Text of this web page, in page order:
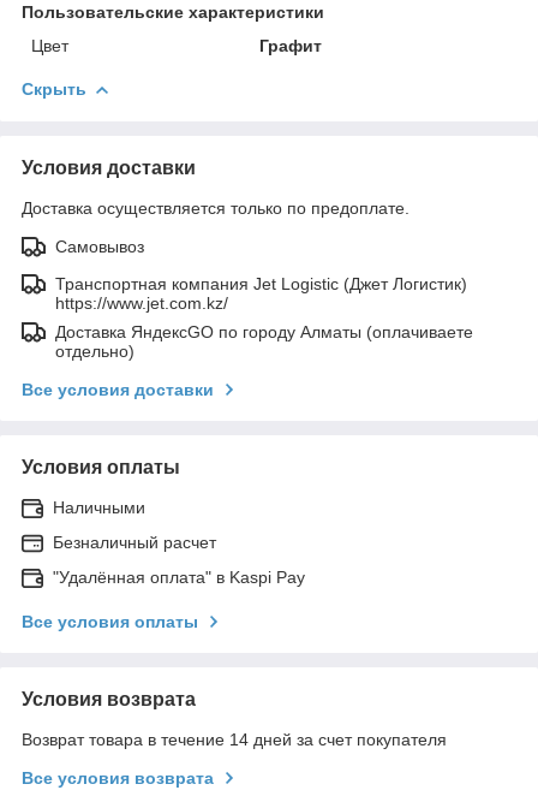
Пользовательские характеристики
Цвет
Графит
Скрыть
Условия доставки
Доставка осуществляется только по предоплате.
Самовывоз
Транспортная компания Jet Logistic (Джет Логистик)
https://www.jet.com.kz/
Доставка ЯндексGO по городу Алматы (оплачиваете
отдельно)
Все условия доставки
Условия оплаты
Наличными
Безналичный расчет
"Удалённая оплата" в Kaspi Pay
Все условия оплаты
Условия возврата
Возврат товара в течение 14 дней за счет покупателя
Все условия возврата